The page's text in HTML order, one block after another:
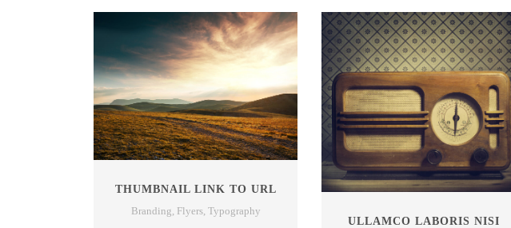
THUMBNAIL LINK TO URL
Branding Flyers, Typography
ULLAMCO LABORIS NISI